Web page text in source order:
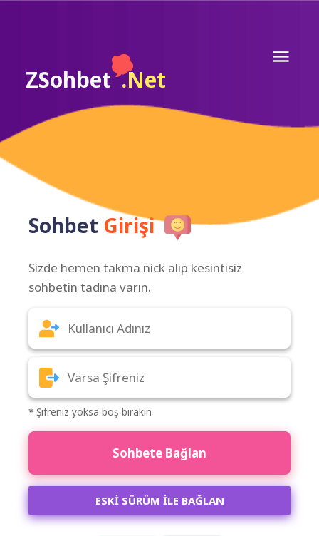
ZSohbet .Net
Sohbet Girişi
Sizde hemen takma nick alıp kesintisiz
sohbetin tadına varın.
* Şifreniz yoksa boş bırakın
Sohbete Bağlan
ESKİ SÜRÜM İLE BAĞLAN